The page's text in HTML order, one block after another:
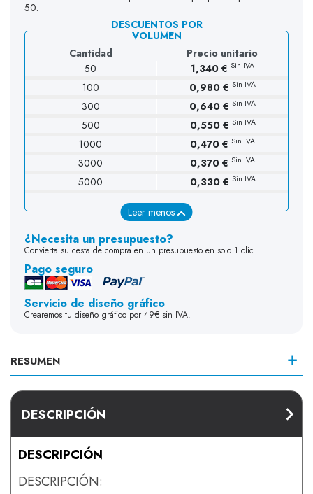
50.
DESCUENTOS POR
VOLUMEN
Cantidad
Precio unitario
50
1,340 € Sin IVA
100 0,980 € Sin IVA
300 0,640 € Sin IVA
500 0,550 € Sin IVA
1000 0,470 € Sin IVA
3000 0,370 € Sin IVA
5000 0,330 € Sin IVA
Leer menos
¿Necesita un presupuesto?
Convierta su cesta de compra en un presupuesto en solo 1 clic.
Pago seguro
Servicio de diseño gráfico
Crearemos tu diseño gráfico por 49€ sin IVA.
RESUMEN
DESCRIPCIÓN
DESCRIPCIÓN
DESCRIPCIÓN: